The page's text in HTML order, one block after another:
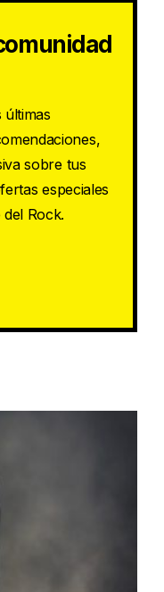
últimas
sobre tus
especiales
Rock.